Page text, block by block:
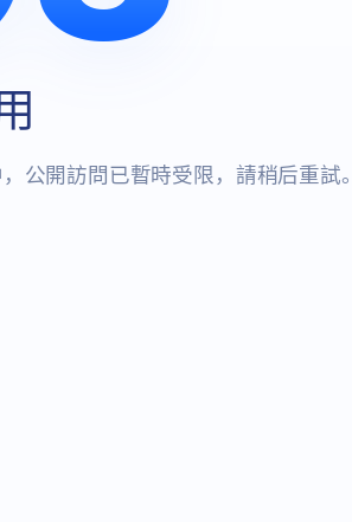
公開訪問已暫時受限，請稍后重試。